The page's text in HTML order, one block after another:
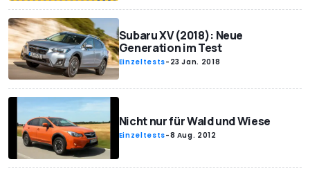
Subaru XV (2018): Neue
Generation im Test
Einzeltests- 23 Jan. 2018
Nicht nur für Wald und Wiese
Einzeltests-8 Aug. 2012